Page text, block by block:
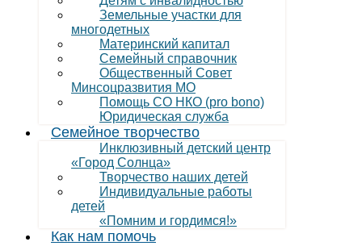
Земельные участки для
многодетных
Материнский капитал
Семейный справочник
Общественный Совет
Минсоцразвития МО
Помощь СО НКО (pro bono)
Юридическая служба
Семейное творчество
Инклюзивный детский центр
«Город Солнца»
Творчество наших детей
Индивидуальные работы
детей
«Помним и гордимся!»
Как нам помочь